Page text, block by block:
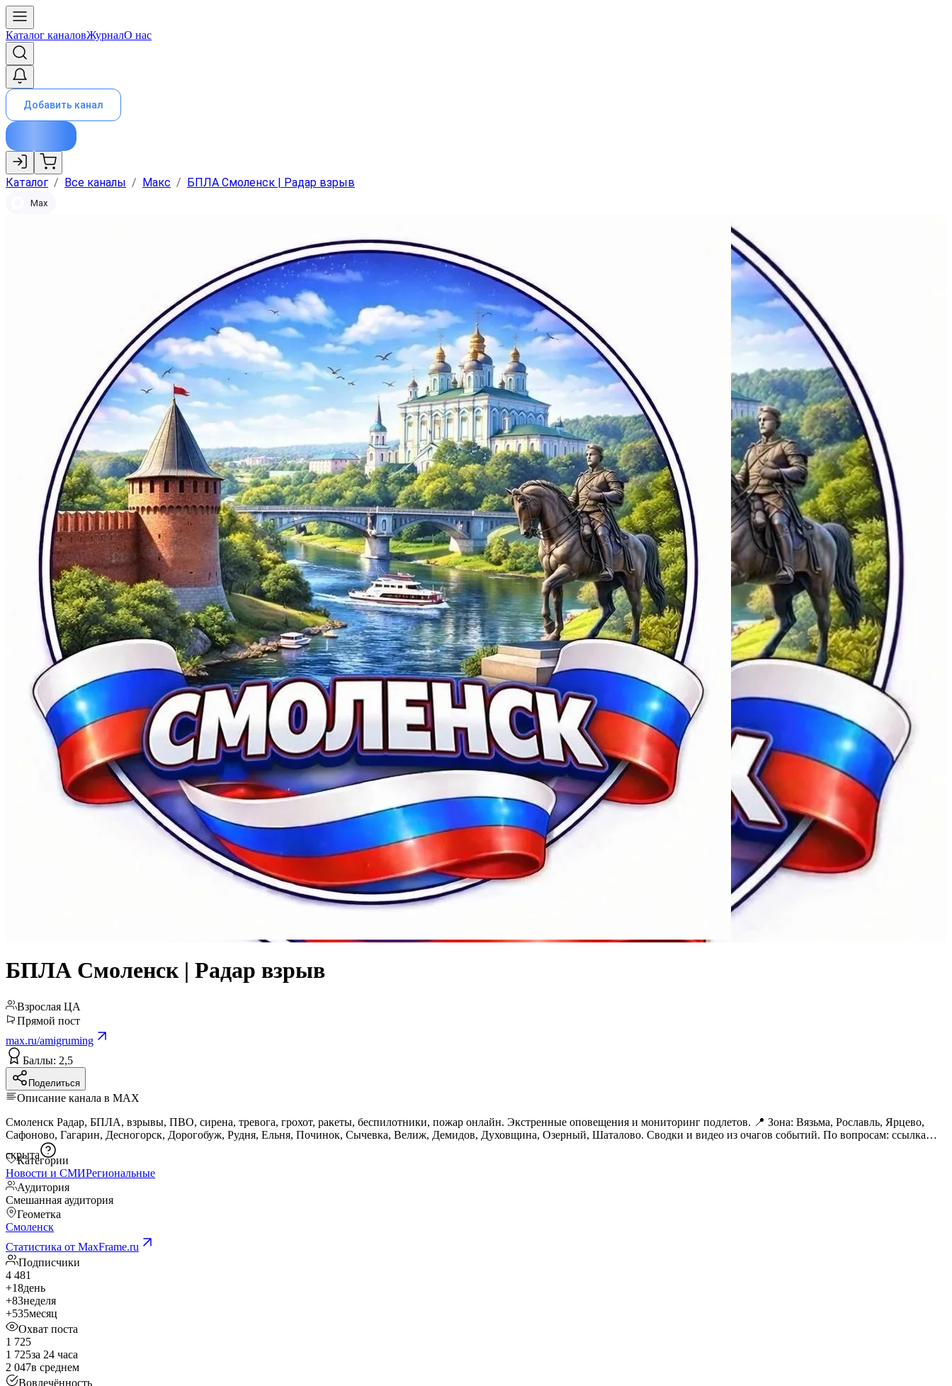
Каталог каналовЖурналО нас
Добавить канал
Каталог / Все каналы / Макс / БПЛА Смоленск | Радар взрыв
Max
БПЛА Смоленск | Радар взрыв
Взрослая ЦА
Прямой пост
max.ru/amigruming
Баллы: 2,5
Поделиться
Описание канала в MAX
Смоленск Радар, БПЛА, взрывы, ПВО, сирена, тревога, грохот, ракеты, беспилотники, пожар онлайн. Экстренные оповещения и мониторинг подлетов. 📍 Зона: Вязьма, Рославль, Ярцево,
Сафоново, Гагарин, Десногорск, Дорогобуж, Рудня, Ельня, Починок, Сычевка, Велиж, Демидов, Духовщина, Озерный, Шаталово. Сводки и видео из очагов событий. По вопросам: ссылка
скрыта
Категории
Новости и СМИРегиональные
Аудитория
Смешанная аудитория
Геометка
Смоленск
Статистика от MaxFrame.ru
Подписчики
4 481
+18день
+83неделя
+535месяц
Охват поста
1 725
1 725за 24 часа
2 047в среднем
Вовлечённость